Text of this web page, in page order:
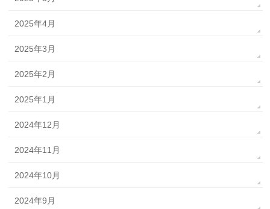
2025年4月
2025年3月
2025年2月
2025年1月
2024年12月
2024年11月
2024年10月
2024年9月